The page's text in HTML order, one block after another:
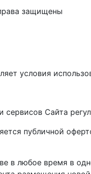
защищены
условия
сервисов Сайта
публичной
в любое время в